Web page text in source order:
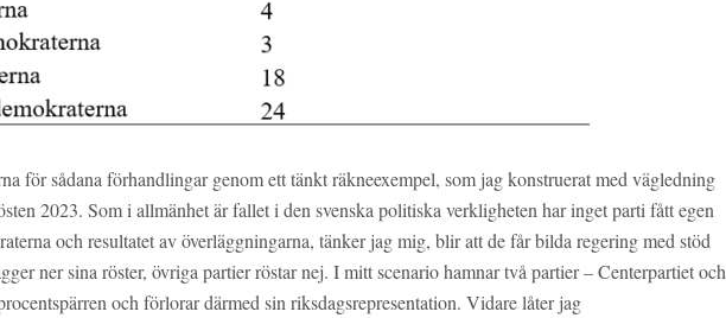
för sådana förhandlingar genom ett tänkt räkneexempel, som jag konstruerat med vägledning
2023. Som i allmänhet är fallet i den svenska politiska verkligheten har inget parti fått egen
och resultatet av överläggningarna, tänker jag mig, blir att de får bilda regering med stöd
ner sina röster, övriga partier röstar nej. I mitt scenario hamnar två partier – Centerpartiet och
och förlorar därmed sin riksdagsrepresentation. Vidare låter jag